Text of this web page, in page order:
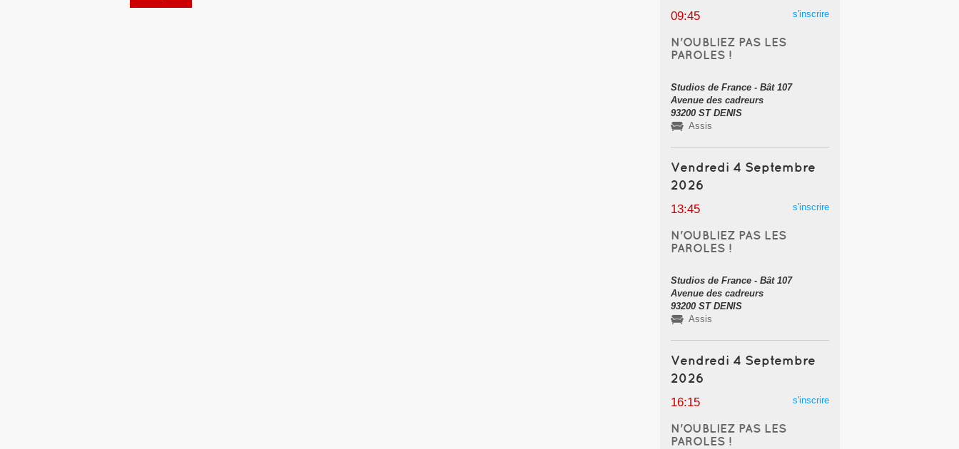
09:45 s'inscrire
N'OUBLIEZ PAS LES
PAROLES !
Studios de France - Bât 107
Avenue des cadreurs
93200 ST DENIS
Assis
Vendredi 4 Septembre
2026
13:45 s'inscrire
N'OUBLIEZ PAS LES
PAROLES !
Studios de France - Bât 107
Avenue des cadreurs
93200 ST DENIS
Assis
Vendredi 4 Septembre
2026
16:15 s'inscrire
N'OUBLIEZ PAS LES
PAROLES !